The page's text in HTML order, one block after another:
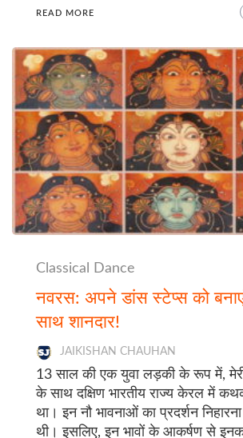
READ MORE
Classical Dance
नवरस: अपने डांस स्टेप्स को
साथ शानदार!
JAIKISHAN CHAUHAN
13 साल की एक युवा लड़की के रूप में,
के साथ दक्षिण भारतीय राज्य केरल में
था। इन नौ भावनाओं का प्रदर्शन
थी। इसलिए, इन भावों के आकर्षण से